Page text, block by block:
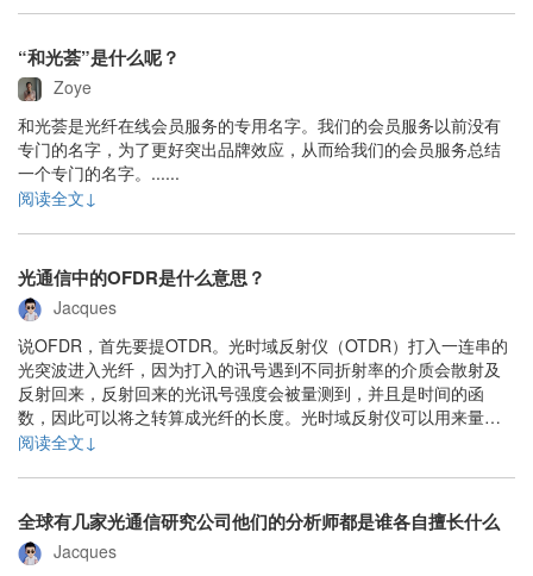
“和光荟”是什么呢？
Zoye
和光荟是光纤在线会员服务的专用名字。我们的会员服务以前没有
专门的名字，为了更好突出品牌效应，从而给我们的会员服务总结
一个专门的名字。......
阅读全文↓
光通信中的OFDR是什么意思？
Jacques
说OFDR，首先要提OTDR。光时域反射仪（OTDR）打入一连串的
光突波进入光纤，因为打入的讯号遇到不同折射率的介质会散射及
反射回来，反射回来的光讯号强度会被量测到，并且是时间的函
数，因此可以将之转算成光纤的长度。光时域反射仪可以用来量测
光纤的长度、衰减，包括光纤的熔接处及转接处皆可量测。在光纤
阅读全文↓
全球有几家光通信研究公司他们的分析师都是谁各自擅长什么
Jacques